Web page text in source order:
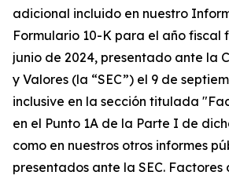
adicional incluido en nuestro
Formulario 10-K para el año fiscal
junio de 2024, presentado ante la
y Valores (la “SEC”) el 9 de
inclusive en la sección titulada
en el Punto 1A de la Parte I de
como en nuestros otros informes
presentados ante la SEC. Factores